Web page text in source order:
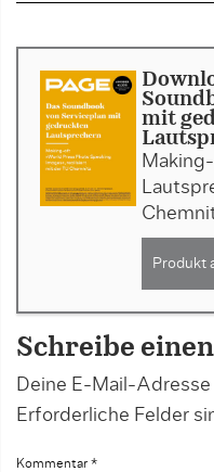
mit
Produkt
Schreibe
Deine E-Mail-
Erforderliche Felder
Kommentar *